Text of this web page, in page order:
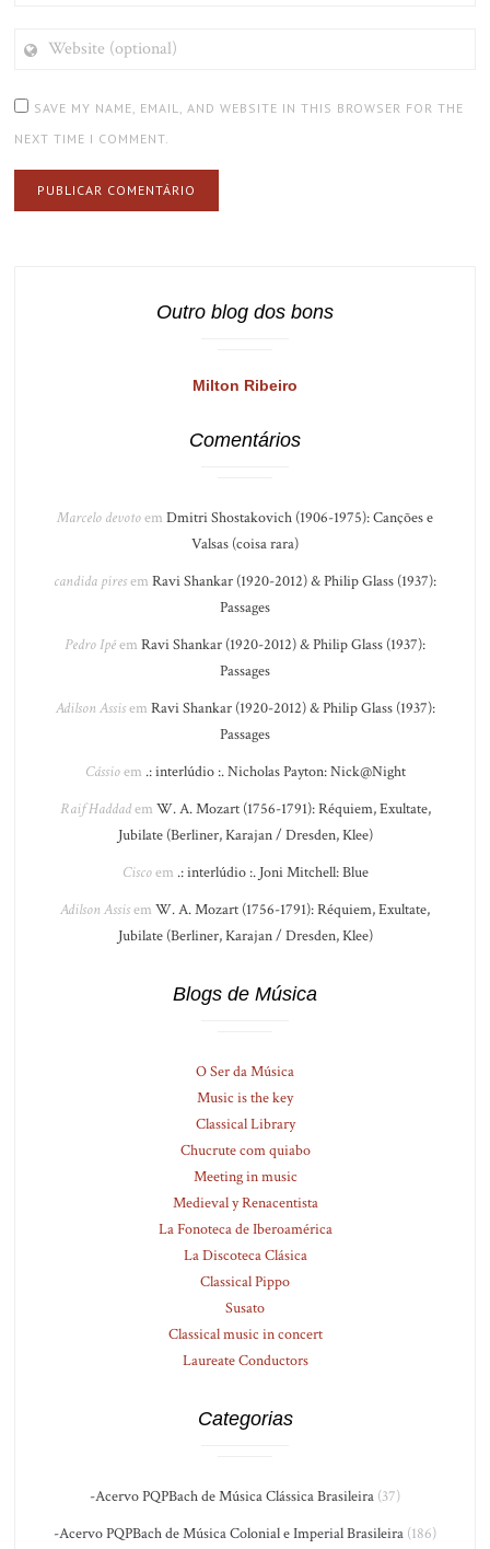
(OPTIONAL)
SAVE MY NAME, EMAIL, AND WEBSITE IN THIS BROWSER FOR THE
NEXT TIME I COMMENT.
Outro blog dos bons
Milton Ribeiro
Comentários
Marcelo devotoem Dmitri Shostakovich (1906-1975): Canções e
Valsas (coisa rara)
candida piresem Ravi Shankar (1920-2012) & Philip Glass (1937):
Passages
Pedro Ipêem Ravi Shankar (1920-2012) & Philip Glass (1937):
Passages
Adilson Assisem Ravi Shankar (1920-2012) & Philip Glass (1937):
Passages
Cássioem .: interlúdio :. Nicholas Payton: Nick@Night
Raif Haddadem W. A. Mozart (1756-1791): Réquiem, Exultate,
Jubilate (Berliner, Karajan / Dresden, Klee)
Ciscoem .: interlúdio :. Joni Mitchell: Blue
Adilson Assisem W. A. Mozart (1756-1791): Réquiem, Exultate,
Jubilate (Berliner, Karajan / Dresden, Klee)
Blogs de Música
O Ser da Música
Music is the key
Classical Library
Chucrute com quiabo
Meeting in music
Medieval y Renacentista
La Fonoteca de Iberoamérica
La Discoteca Clásica
Classical Pippo
Susato
Classical music in concert
Laureate Conductors
Categorias
-Acervo PQPBach de Música Clássica Brasileira (37)
-Acervo PQPBach de Música Colonial e Imperial Brasileira (186)